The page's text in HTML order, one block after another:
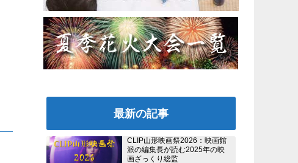
最新の記事
CLIP山形映画祭2026：映画館
派の編集長が読む2025年の映
画ざっくり総監